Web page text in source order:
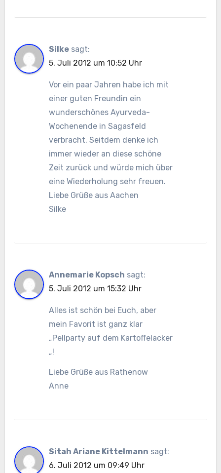
Silke sagt:
5. Juli 2012 um 10:52 Uhr
Vor ein paar Jahren habe ich mit
einer guten Freundin ein
wunderschönes Ayurveda-
Wochenende in Sagasfeld
verbracht. Seitdem denke ich
immer wieder an diese schöne
Zeit zurück und würde mich über
eine Wiederholung sehr freuen.
Liebe Grüße aus Aachen
Silke
Annemarie Kopsch sagt:
5. Juli 2012 um 15:32 Uhr
Alles ist schön bei Euch, aber
mein Favorit ist ganz klar
„Pellparty auf dem Kartoffelacker
„!
Liebe Grüße aus Rathenow
Anne
Sitah Ariane Kittelmann sagt:
6. Juli 2012 um 09:49 Uhr